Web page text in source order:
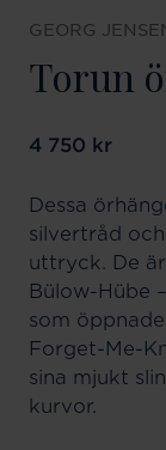
GEORG
Torun
Pris:4 750 kr
4 750 kr
Dessa
silvertråd
uttryck. De
Bülow-Hübe
som
Forget-Me-
sina mjukt
kurvor.